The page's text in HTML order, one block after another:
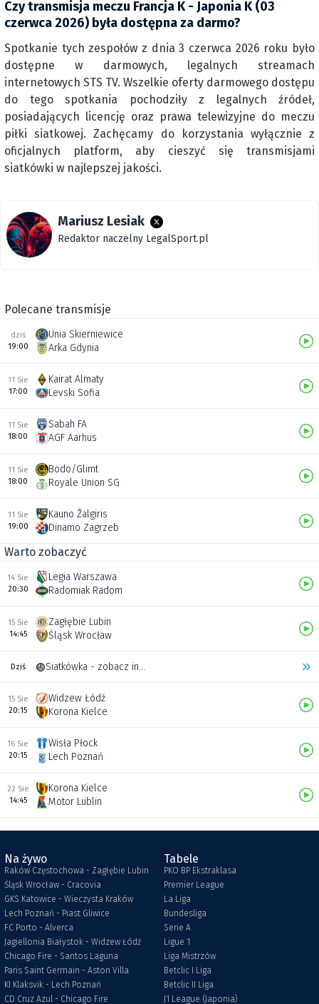
Czy transmisja meczu Francja K - Japonia K (03
czerwca 2026) była dostępna za darmo?
Spotkanie tych zespołów z dnia 3 czerwca 2026 roku było
dostępne w darmowych, legalnych streamach
internetowych STS TV. Wszelkie oferty darmowego dostępu
do tego spotkania pochodziły z legalnych źródeł,
posiadających licencję oraz prawa telewizyjne do meczu
piłki siatkowej. Zachęcamy do korzystania wyłącznie z
oficjalnych platform, aby cieszyć się transmisjami
siatkówki w najlepszej jakości.
Mariusz Lesiak
Redaktor naczelny LegalSport.pl
Polecane transmisje
dziś
19:00
Unia Skierniewice
Arka Gdynia
11 Sie
17:00
Kairat Almaty
Levski Sofia
11 Sie
18:00
Sabah FA
AGF Aarhus
11 Sie
18:00
Bodo/Glimt
Royale Union SG
11 Sie
19:00
Kauno Žalgiris
Dinamo Zagrzeb
Warto zobaczyć
14 Sie
20:30
Legia Warszawa
Radomiak Radom
15 Sie
14:45
Zagłębie Lubin
Śląsk Wrocław
Dziś Siatkówka - zobacz inne transmisje
15 Sie
20:15
Widzew Łódź
Korona Kielce
16 Sie
20:15
Wisła Płock
Lech Poznań
22 Sie
14:45
Korona Kielce
Motor Lublin
Na żywo
Raków Częstochowa - Zagłębie Lubin
Śląsk Wrocław - Cracovia
GKS Katowice - Wieczysta Kraków
Lech Poznań - Piast Gliwice
FC Porto - Alverca
Jagiellonia Białystok - Widzew Łódź
Chicago Fire - Santos Laguna
Paris Saint Germain - Aston Villa
KI Klaksvik - Lech Poznań
CD Cruz Azul - Chicago Fire
Tabele
PKO BP Ekstraklasa
Premier League
La Liga
Bundesliga
Serie A
Ligue 1
Liga Mistrzów
Betclic I Liga
Betclic II Liga
J1 League (Japonia)